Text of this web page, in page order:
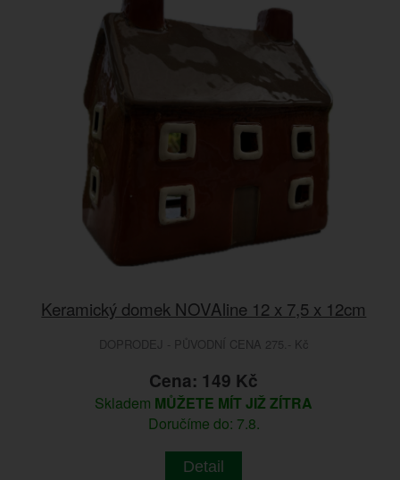
Keramický domek NOVAline 12 x 7,5 x 12cm
DOPRODEJ - PŮVODNÍ CENA 275.- Kč
Cena: 149 Kč
Skladem MŮŽETE MÍT JIŽ ZÍTRA
Doručíme do: 7.8.
Detail